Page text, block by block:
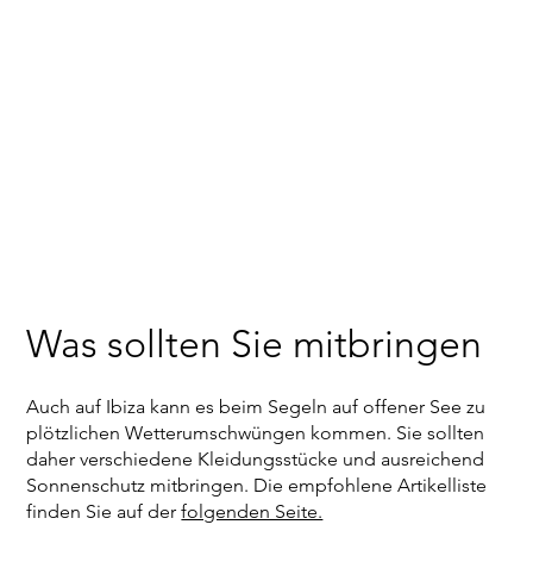
Was sollten Sie mitbringen
Auch auf Ibiza kann es beim Segeln auf offener See zu
plötzlichen Wetterumschwüngen kommen. Sie sollten
daher verschiedene Kleidungsstücke und ausreichend
Sonnenschutz mitbringen. Die empfohlene Artikelliste
finden Sie auf derfolgenden Seite.